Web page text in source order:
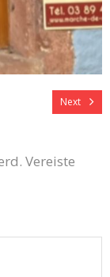
Next
Vereiste